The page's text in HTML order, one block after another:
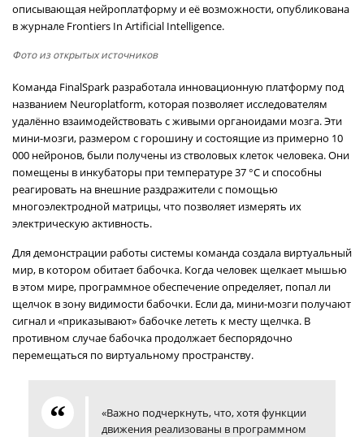
описывающая нейроплатформу и её возможности, опубликована
в журнале Frontiers In Artificial Intelligence.
Фото из открытых источников
Команда FinalSpark разработала инновационную платформу под
названием Neuroplatform, которая позволяет исследователям
удалённо взаимодействовать с живыми органоидами мозга. Эти
мини-мозги, размером с горошину и состоящие из примерно 10
000 нейронов, были получены из стволовых клеток человека. Они
помещены в инкубаторы при температуре 37 °C и способны
реагировать на внешние раздражители с помощью
многоэлектродной матрицы, что позволяет измерять их
электрическую активность.
Для демонстрации работы системы команда создала виртуальный
мир, в котором обитает бабочка. Когда человек щелкает мышью
в этом мире, программное обеспечение определяет, попал ли
щелчок в зону видимости бабочки. Если да, мини-мозги получают
сигнал и «приказывают» бабочке лететь к месту щелчка. В
противном случае бабочка продолжает беспорядочно
перемещаться по виртуальному пространству.
«Важно подчеркнуть, что, хотя функции
движения реализованы в программном